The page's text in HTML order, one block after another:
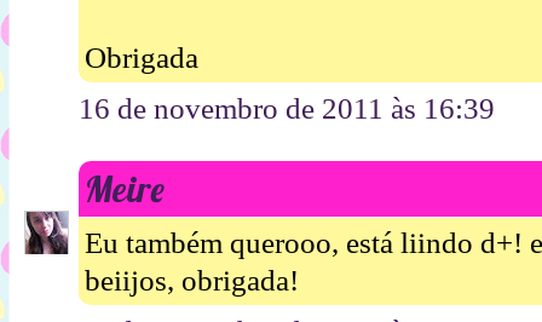
Obrigada
16 de novembro de 2011 às 16:39
Meire
Eu também querooo, está liindo d+!
beiijos, obrigada!